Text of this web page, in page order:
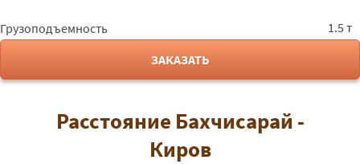
Грузоподъемность
1.5 т
ЗАКАЗАТЬ
Расстояние Бахчисарай -
Киров